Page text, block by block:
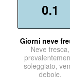
0.1
Giorni neve
Neve fresca,
soleggiato,
debole.